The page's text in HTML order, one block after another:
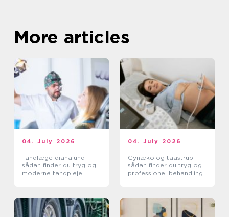
More articles
04. July 2026
Tandlæge dianalund
sådan finder du tryg og
moderne tandpleje
04. July 2026
Gynækolog taastrup
sådan finder du tryg og
professionel behandling